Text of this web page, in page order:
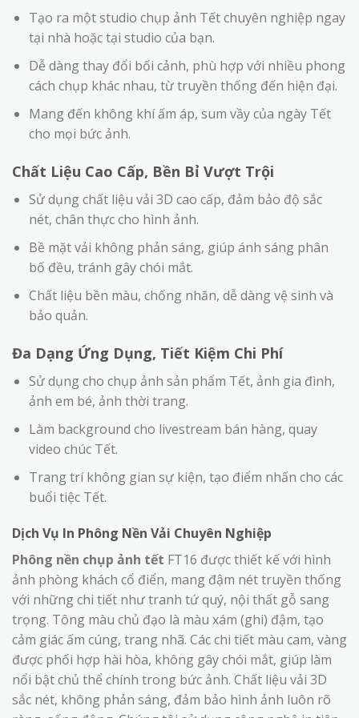
Tạo ra một studio chụp ảnh Tết chuyên nghiệp ngay
tại nhà hoặc tại studio của bạn.
Dễ dàng thay đổi bối cảnh, phù hợp với nhiều phong
cách chụp khác nhau, từ truyền thống đến hiện đại.
Mang đến không khí ấm áp, sum vầy của ngày Tết
cho mọi bức ảnh.
Chất Liệu Cao Cấp, Bền Bỉ Vượt Trội
Sử dụng chất liệu vải 3D cao cấp, đảm bảo độ sắc
nét, chân thực cho hình ảnh.
Bề mặt vải không phản sáng, giúp ánh sáng phân
bố đều, tránh gây chói mắt.
Chất liệu bền màu, chống nhăn, dễ dàng vệ sinh và
bảo quản.
Đa Dạng Ứng Dụng, Tiết Kiệm Chi Phí
Sử dụng cho chụp ảnh sản phẩm Tết, ảnh gia đình,
ảnh em bé, ảnh thời trang.
Làm background cho livestream bán hàng, quay
video chúc Tết.
Trang trí không gian sự kiện, tạo điểm nhấn cho các
buổi tiệc Tết.
Dịch Vụ In Phông Nền Vải Chuyên Nghiệp
Phông nền chụp ảnh tết FT16 được thiết kế với hình
ảnh phòng khách cổ điển, mang đậm nét truyền thống
với những chi tiết như tranh tứ quý, nội thất gỗ sang
trọng. Tông màu chủ đạo là màu xám (ghi) đậm, tạo
cảm giác ấm cúng, trang nhã. Các chi tiết màu cam, vàng
được phối hợp hài hòa, không gây chói mắt, giúp làm
nổi bật chủ thể chính trong bức ảnh. Chất liệu vải 3D
sắc nét, không phản sáng, đảm bảo hình ảnh luôn rõ